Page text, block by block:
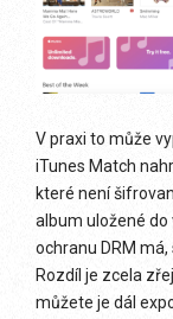
V praxi to může
iTunes Match
které není
album uložené do
ochranu DRM
Rozdíl je zcela
můžete je dál